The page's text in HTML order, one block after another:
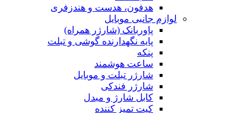
هدفون، هدست و هندزفری
لوازم جانبی موبایل
پاوربانک (شارژر همراه)
پایه نگهدارنده گوشی و تبلت
پنکه
ساعت هوشمند
شارژر تبلت و موبایل
شارژر فندکی
کابل شارژ و مبدل
کیت تمیز کننده